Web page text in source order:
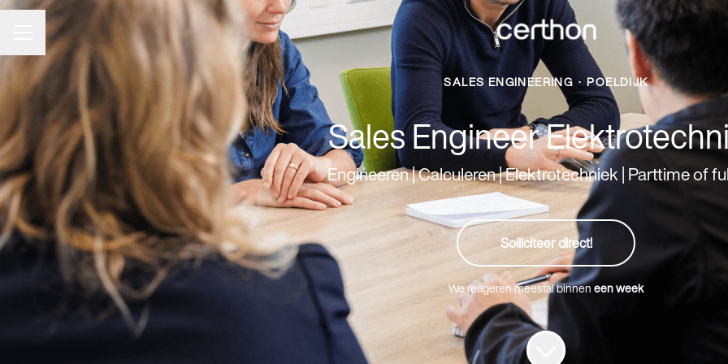
CARRIÈREMENU
SALES ENGINEERING · POELDIJK
Sales Engineer
Engineeren | Calculeren | Elektrotechniek | Parttime of
Solliciteer direct!
We reageren meestal binneneen week